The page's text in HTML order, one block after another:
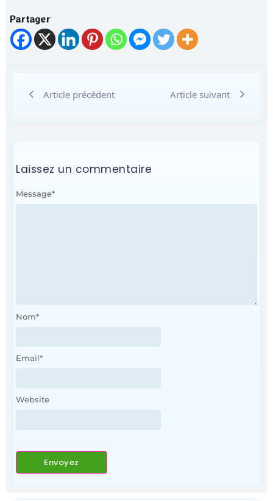
Partager
Article précédent Article suivant
Laissez un commentaire
Message*
Nom*
Email*
Website